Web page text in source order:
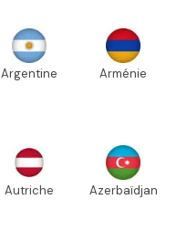
Argentine Arménie
Autriche Azerbaïdjan